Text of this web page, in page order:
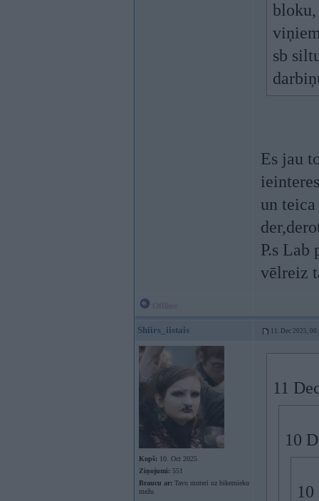
bloku,
sb
Es jau
un
P.s Lab
vēlreiz
Shiirs_iistais 11. Dec 2025,
Kopš: 10. Oct 2025
Ziņojumi: 551
Braucu ar: Tavu muteri uz bikernieku
mežu
11
10